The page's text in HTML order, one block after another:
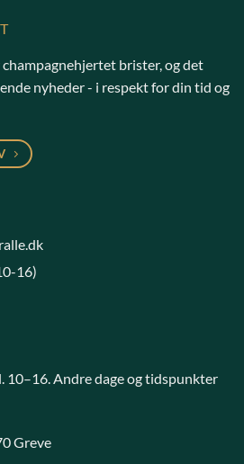
brister, og det
nyheder - i respekt for din tid og
16)
10–16. Andre dage og tidspunkter
Greve